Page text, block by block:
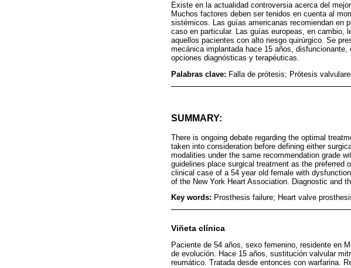
Existe en la actualidad controversia acerca del
Muchos factores deben ser tenidos en cuenta al
sistémicos. Las guías americanas recomiendan en
caso en particular. Las guías europeas, en cambio,
aquellos pacientes con alto riesgo quirúrgico. Se
mecánica implantada hace 15 años,
opciones diagnósticas y terapéuticas.
Palabras clave: Falla de prótesis; Prótesis
SUMMARY:
There is ongoing debate regarding the optimal
taken into consideration before defining either
modalities under the same recommendation grade
guidelines place surgical treatment as the preferred
clinical case of a 54 year old female with
of the New York Heart Association. Diagnostic and
Key words: Prosthesis failure; Heart valve
Viñeta clínica
Paciente de 54 años, sexo femenino, residente en
de evolución. Hace 15 años, sustitución valvular
reumático. Tratada desde entonces con warfarina.